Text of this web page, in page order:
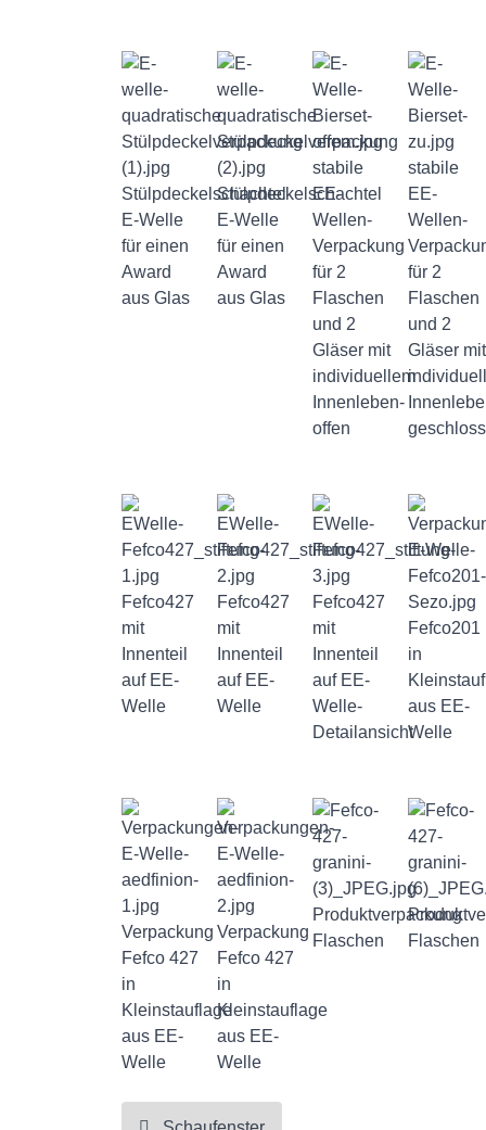
Stülpdeckelschachtel
E-Welle
für einen
Award
aus Glas
Stülpdeckelschachtel
E-Welle
für einen
Award
aus Glas
stabile
EE-
Wellen-
Verpackung
für 2
Flaschen
und 2
Gläser mit
individuellem
Innenleben-
offen
stabile
EE-
Wellen-
für 2
Flaschen
und 2
Gläser mit
Fefco427
mit
Innenteil
auf EE-
Welle
Fefco427
mit
Innenteil
auf EE-
Welle
Fefco427
mit
Innenteil
auf EE-
Welle-
Detailansicht
Fefco201
in
aus EE-
Welle
Verpackung
Fefco 427
in
Kleinstauflage
aus EE-
Welle
Verpackung
Fefco 427
in
Kleinstauflage
aus EE-
Welle
Produktverpackung
Flaschen
Flaschen